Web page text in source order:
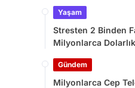
Yaşam
Stresten 2 Binden
Milyonlarca
Gündem
Milyonlarca Cep